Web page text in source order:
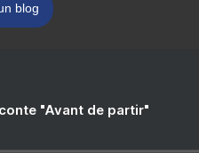
blog
"Avant de partir"